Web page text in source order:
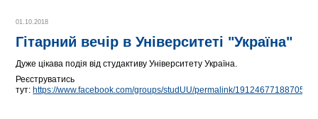
01.10.2018
Гітарний вечір в Університеті "Україна"
Дуже цікава подія від студактивуУніверситету Україна.
Реєструватись
тут:https://www.facebook.com/groups/studUU/permalink/1912467718870514/